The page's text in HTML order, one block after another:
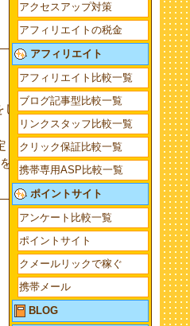
してもらえます。
しましょう。広告
して、承認され
アクセスアップ対策
アフィリエイトの税金
アフィリエイト
アフィリエイト比較一覧
ブログ記事型比較一覧
リンクスタッフ比較一覧
クリック保証比較一覧
携帯専用ASP比較一覧
ポイントサイト
アンケート比較一覧
ポイントサイト
クメールリックで稼ぐ
携帯メール
BLOG